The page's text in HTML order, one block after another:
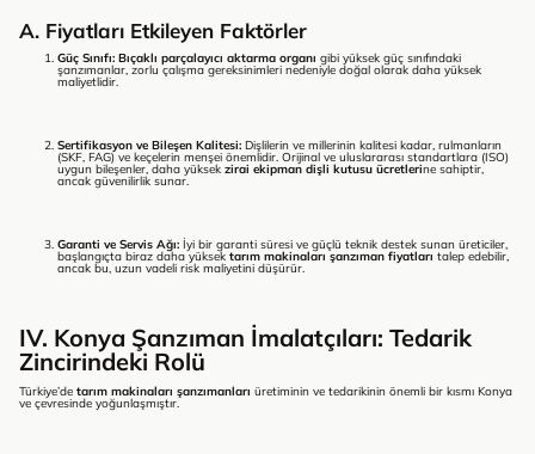
A. Fiyatları Etkileyen Faktörler
Güç Sınıfı: Bıçaklı parçalayıcı aktarma organı gibi yüksek güç sınıfındaki
şanzımanlar, zorlu çalışma gereksinimleri nedeniyle doğal olarak daha yüksek
maliyetlidir.
Sertifikasyon ve Bileşen Kalitesi: Dişlilerin ve millerinin kalitesi kadar, rulmanların
(SKF, FAG) ve keçelerin menşei önemlidir. Orijinal ve uluslararası standartlara (ISO)
uygun bileşenler, daha yüksek zirai ekipman dişli kutusu ücretlerine sahiptir,
ancak güvenilirlik sunar.
Garanti ve Servis Ağı: İyi bir garanti süresi ve güçlü teknik destek sunan üreticiler,
başlangıçta biraz daha yüksek tarım makinaları şanzıman fiyatları talep edebilir,
ancak bu, uzun vadeli risk maliyetini düşürür.
IV. Konya Şanzıman İmalatçıları: Tedarik
Zincirindeki Rolü
Türkiye’de tarım makinaları şanzımanları üretiminin ve tedarikinin önemli bir kısmı Konya
ve çevresinde yoğunlaşmıştır.